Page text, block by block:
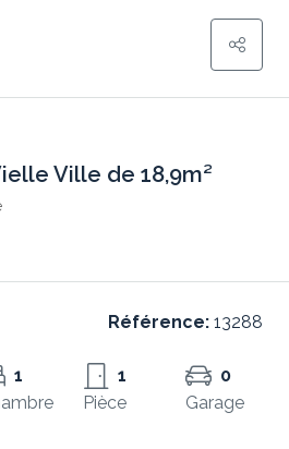
Ville de 18,9m²
Référence: 13288
1
1
Pièce
0
Garage